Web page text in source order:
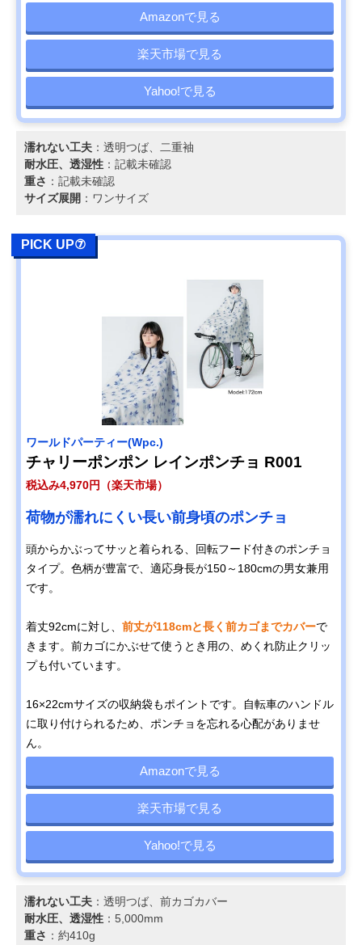
Amazonで見る
楽天市場で見る
Yahoo!で見る
濡れない工夫 ：透明つば、二重袖
耐水圧、透湿性 ：記載未確認
重さ ：記載未確認
サイズ展開 ：ワンサイズ
PICK UP⑦
ワールドパーティー(Wpc.)
チャリーポンポン レインポンチョ R001
税込み4,970円（楽天市場）
荷物が濡れにくい長い前身頃のポンチョ
頭からかぶってサッと着られる、回転フード付きのポンチョ
タイプ。色柄が豊富で、適応身長が150～180cmの男女兼用
です。
着丈92cmに対し、 前丈が118cmと長く前カゴまでカバーで
きます。前カゴにかぶせて使うとき用の、めくれ防止クリッ
プも付いています。
16×22cmサイズの収納袋もポイントです。自転車のハンドル
に取り付けられるため、ポンチョを忘れる心配がありませ
ん。
Amazonで見る
楽天市場で見る
Yahoo!で見る
濡れない工夫 ：透明つば、前カゴカバー
耐水圧、透湿性 ：5,000mm
重さ ：約410g